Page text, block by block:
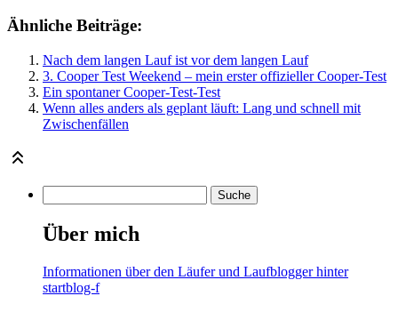
Ähnliche Beiträge:
Nach dem langen Lauf ist vor dem langen Lauf
3. Cooper Test Weekend – mein erster offizieller Cooper-Test
Ein spontaner Cooper-Test-Test
Wenn alles anders als geplant läuft: Lang und schnell mit
Zwischenfällen
Über mich
Informationen über den Läufer und Laufblogger hinter
startblog-f